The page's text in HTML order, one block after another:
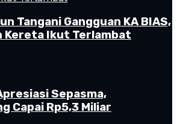
Tangani Gangguan KA BIAS,
Kereta Ikut Terlambat
Sepasma,
Capai Rp5,3 Miliar